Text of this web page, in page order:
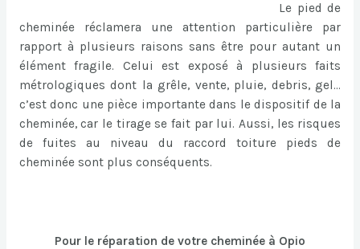
Le pied de
cheminée réclamera une attention particulière par
rapport à plusieurs raisons sans être pour autant un
élément fragile. Celui est exposé à plusieurs faits
métrologiques dont la grêle, vente, pluie, debris, gel…
c’est donc une pièce importante dans le dispositif de la
cheminée, car le tirage se fait par lui. Aussi, les risques
de fuites au niveau du raccord toiture pieds de
cheminée sont plus conséquents.
Pour le réparation de votre cheminée à Opio